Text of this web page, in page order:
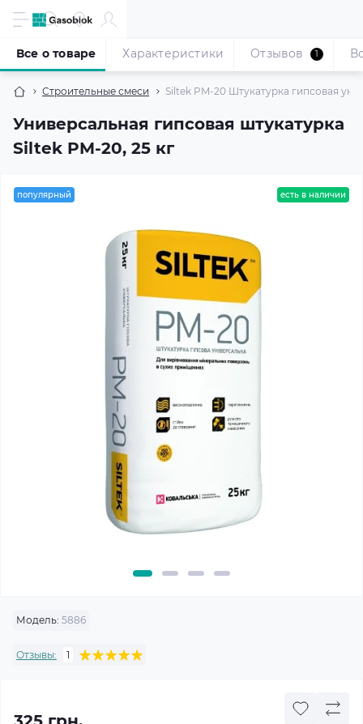
Строительные смеси Siltek PM-20 Штукатурка гипсовая
Универсальная гипсовая штукатурка
Siltek PM-20, 25 кг
Все о товаре Характеристики Отзывов 1
популярный есть в наличии
Модель: 5886
Отзывы: 1